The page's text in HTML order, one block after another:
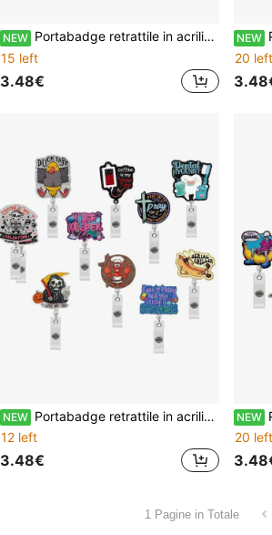
NEW Portabadge retrattile in acrilico con molletta a coccodrillo rotante a 360°, portabadge con motivo cartone animato e slogan divertente, molletta per badge per infermieri, igienisti dentali, operatori sanitari, accessorio regalo per le vacanze
15 left
3.48€
NEW
20 left
NEW Portabadge retrattile in acrilico con molletta a coccodrillo rotante a 360°, portabadge con motivo cartoni animati e slogan divertente, adatto per infermieri, igienisti dentali, professionisti sanitari, accessorio regalo per le vacanze
12 left
3.48€
NEW
20 left
1 Pagine in Totale